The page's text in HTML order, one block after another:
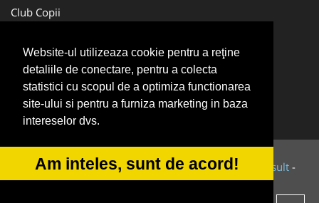
Website-ul utilizeaza cookie pentru a reţine
detaliile de conectare, pentru a colecta
statistici cu scopul de a optimiza functionarea
site-ului si pentru a furniza marketing in baza
intereselor dvs.
Am inteles, sunt de acord!
Club Copii
Ambalaje Romania
Cabinet-Individual.ro
CentruInchirieri.ro
Cursuri Romania
© 2014-2026 Powered byVilonMedia&Tokaido Consult -
ANPC SOL